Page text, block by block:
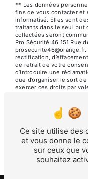
** Les données
fins de vous contacter et
informatisé. Elles sont
traitants dans le seul but
collectées seront
Pro Sécurité 46 151 Rue
rectification,
de retrait de votre
d’introduire une
que d’organiser le sort
exercer ces droits par
Cayssines, 46000
demandé. Nous
prise de contact puis
fins probatoires et de
vous inscrire sur la liste
disponible à cette
pour plus d’informations
Ce site utilise des
et vous donne le
sur ceux que
souhaitez